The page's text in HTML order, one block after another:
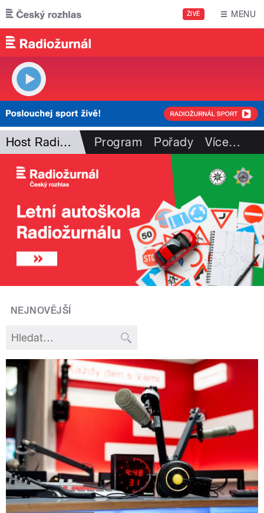
Přejít k hlavnímu obsahu
ŽIVĚ MENU
Host Radiožurnálu Program Pořady Více…
NEJNOVĚJŠÍ